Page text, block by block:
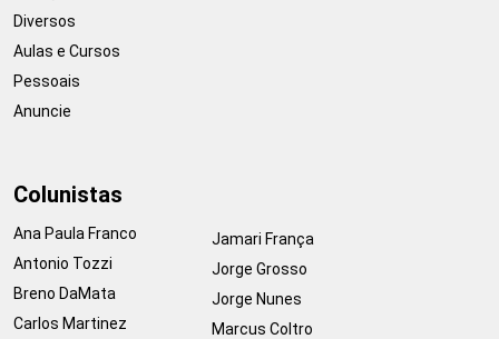
Diversos
Aulas e Cursos
Pessoais
Anuncie
Colunistas
Ana Paula Franco
Antonio Tozzi
Breno DaMata
Carlos Martinez
Jamari França
Jorge Grosso
Jorge Nunes
Marcus Coltro